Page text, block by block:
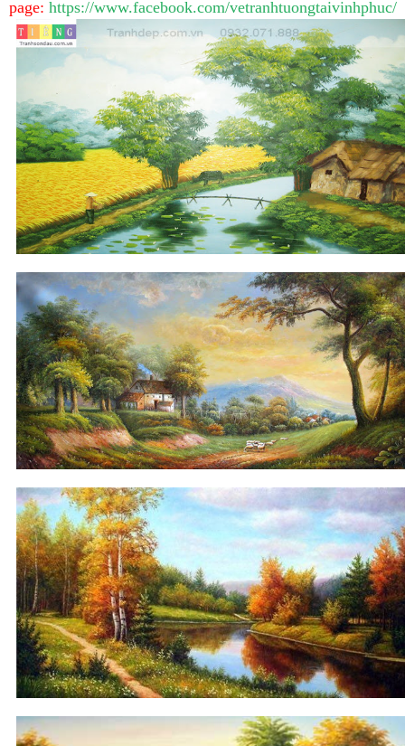
page: https://www.facebook.com/vetranhtuongtaivinhphuc/